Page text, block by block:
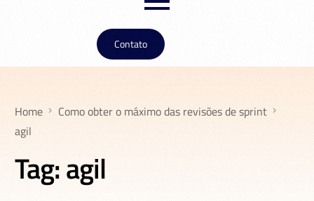
Contato
Home
Como obter o máximo das revisões de sprint
agil
Tag:agil